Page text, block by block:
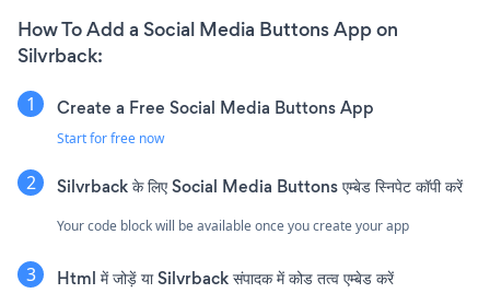
How To Add a Social Media Buttons App on
Silvrback:
Create a Free Social Media Buttons App
Start for free now
Silvrback के लिए Social Media Buttons एम्बेड स्निपेट कॉपी करें
Your code block will be available once you create your app
Html में जोड़ें या Silvrback संपादक में कोड तत्व एम्बेड करें